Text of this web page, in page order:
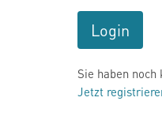
Login
Sie haben
Jetzt